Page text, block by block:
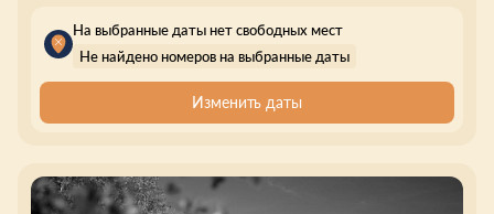
На выбранные даты нет свободных мест
Не найдено номеров на выбранные даты
Изменить даты